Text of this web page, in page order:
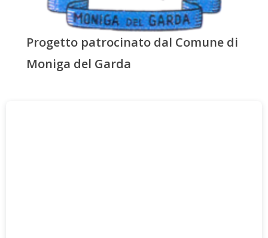
Progetto patrocinato dal Comune di
Moniga del Garda